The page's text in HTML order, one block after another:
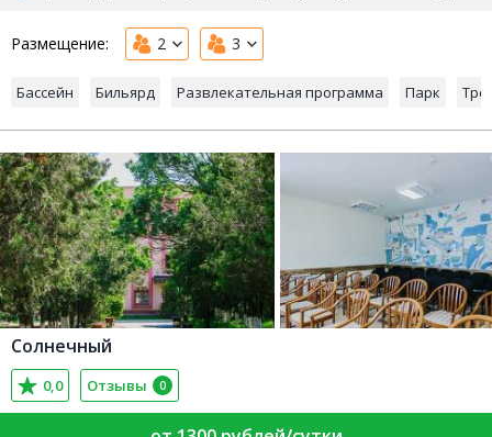
Размещение: 2 3
Бассейн Бильярд Развлекательная программа Парк
Солнечный
0,0 Отзывы 0